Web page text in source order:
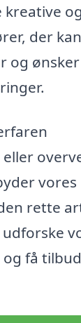
og
der
og
rette
få